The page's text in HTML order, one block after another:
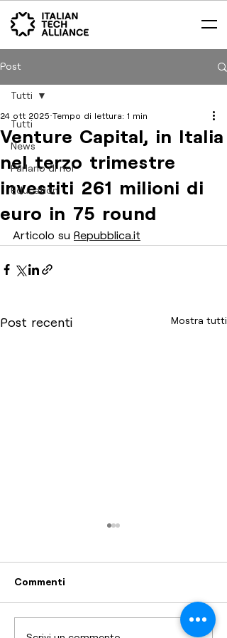
Post
Tutti
News
Parlano di noi
Education
Tutti
Venture Capital, in Italia
nel terzo trimestre
investiti 261 milioni di
euro in 75 round
24 ott 2025 Tempo di lettura: 1 min
Articolo su Repubblica.it
Post recenti Mostra tutti
Commenti